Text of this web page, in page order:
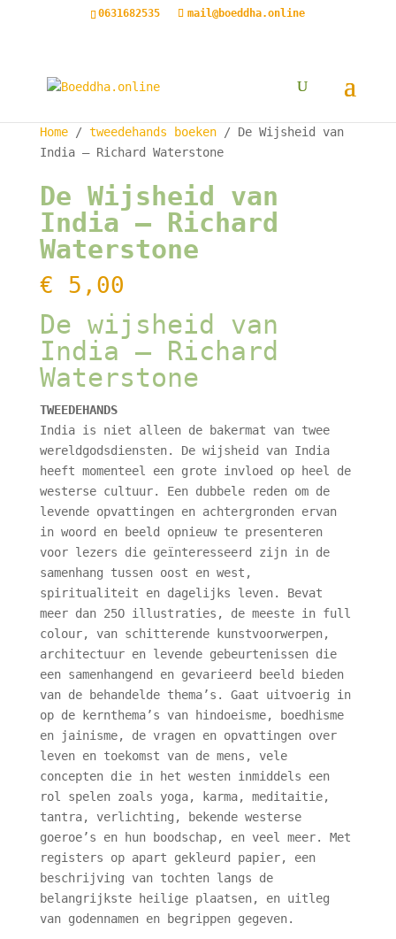
0631682535 mail@boeddha.online
Home/ tweedehands boeken/ De Wijsheid van
India – Richard Waterstone
De Wijsheid van
India – Richard
Waterstone
€ 5,00
De wijsheid van
India – Richard
Waterstone
TWEEDEHANDS
India is niet alleen de bakermat van twee
wereldgodsdiensten. De wijsheid van India
heeft momenteel een grote invloed op heel de
westerse cultuur. Een dubbele reden om de
levende opvattingen en achtergronden ervan
in woord en beeld opnieuw te presenteren
voor lezers die geïnteresseerd zijn in de
samenhang tussen oost en west,
spiritualiteit en dagelijks leven. Bevat
meer dan 25O illustraties, de meeste in full
colour, van schitterende kunstvoorwerpen,
architectuur en levende gebeurtenissen die
een samenhangend en gevarieerd beeld bieden
van de behandelde thema’s. Gaat uitvoerig in
op de kernthema’s van hindoeisme, boedhisme
en jainisme, de vragen en opvattingen over
leven en toekomst van de mens, vele
concepten die in het westen inmiddels een
rol spelen zoals yoga, karma, meditaitie,
tantra, verlichting, bekende westerse
goeroe’s en hun boodschap, en veel meer. Met
registers op apart gekleurd papier, een
beschrijving van tochten langs de
belangrijkste heilige plaatsen, en uitleg
van godennamen en begrippen gegeven.